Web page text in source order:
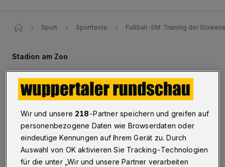
Sport Sporttexte Fußball-EM: Training der
Stadion am Zoo
EM: Training der Slowenen in
Wuppertal „ausverkauft“
·
Für das öffentliche Training der
slowenischen Fußball-Nationalmannschaft am 12. Juni
2024 im Wuppertaler Stadion am Zoo sind mehr als
3.500 Eintrittskarten abgegeben worden. Es ist damit
„ausverkauft“.
Wir und unsere 218-Partner speichern und greifen auf
personenbezogene Daten wie Browserdaten oder
eindeutige Kennungen auf Ihrem Gerät zu. Durch
Auswahl von OK aktivieren Sie Tracking-Technologien
für die unter „Wir und unsere Partner verarbeiten